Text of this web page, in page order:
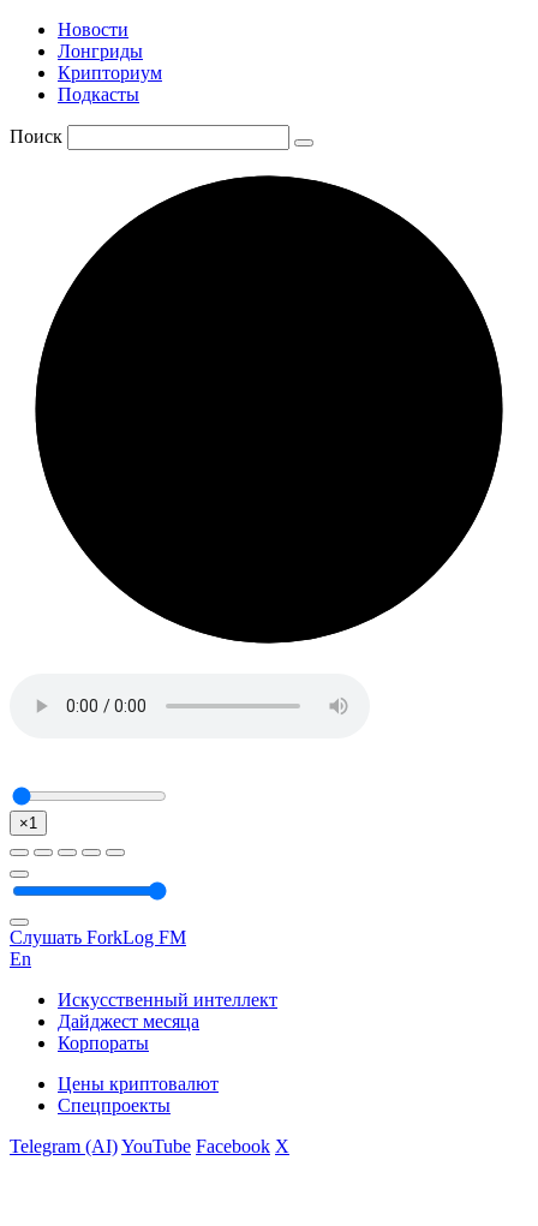
Новости
Лонгриды
Крипториум
Подкасты
Поиск
×1
Слушать ForkLog FM
En
Искусственный интеллект
Дайджест месяца
Корпораты
Цены криптовалют
Спецпроекты
Telegram (AI)YouTube Facebook X